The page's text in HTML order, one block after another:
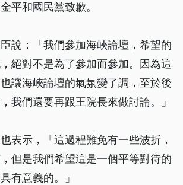
平和國民黨致歉。
說：「我們參加海峽論壇，希望的
絕對不是為了參加而參加。因為這
讓海峽論壇的氣氛變了調，至於後
我們還要再跟王院長來做討論。」
表示，「這過程難免有一些波折，
但是我們希望這是一個平等對待的
有意義的。」